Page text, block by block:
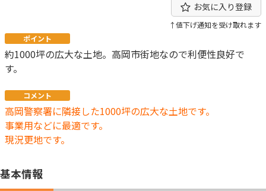
お気に入り登録
↑値下げ通知を受け取れます
ポイント
約1000坪の広大な土地。高岡市街地なので利便性良好で
す。
コメント
高岡警察署に隣接した1000坪の広大な土地です。
事業用などに最適です。
現況更地です。
基本情報